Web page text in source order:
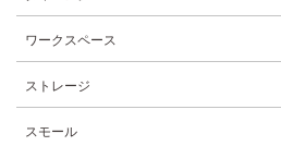
ワークスペース
ストレージ
スモール